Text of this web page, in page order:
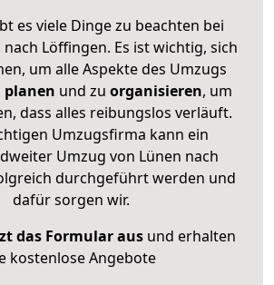
es viele Dinge zu beachten bei
Löffingen. Es ist wichtig, sich
um alle Aspekte des Umzugs
planen und zu organisieren, um
dass alles reibungslos verläuft.
Umzugsfirma kann ein
Umzug von Lünen nach
durchgeführt werden und
dafür sorgen wir.
das Formular ausund erhalten
kostenlose Angebote